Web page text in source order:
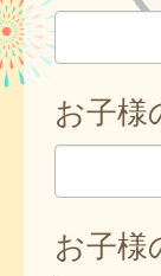
お子様
お子様